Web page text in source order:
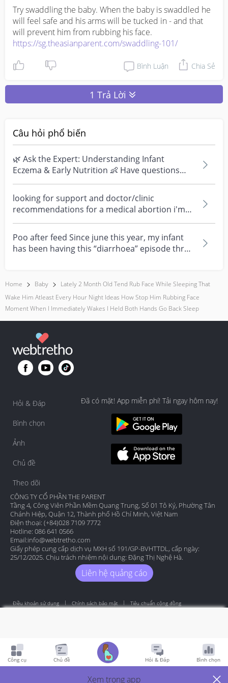
Try swaddling the baby. When the baby is swaddled he
will feel safe and his arms will be tucked in - and that
https://sg.theasianparent.com/swaddling-101/
Bình Luận Chia Sẻ
1 Trả Lời
Câu hỏi phổ biến
🌿 Ask the Expert: Understanding Infant
Eczema & Early Nutrition 👶 Have questions
about eczema, sensi...
looking for support and doctor/clinic
recommendations for a medical abortion i'm
feeling really over...
Poo after feed Since june this year, my infant
has been having this “diarrhoea” episode three
Home Baby
Lately 2 Month Old Tend Rub Face While Sleeping That
Wake Him Atleast Every Hour Night Ideas How Stop Him Rubbing Face
Moment When I Immediately Wakes I Held Both Hands Go Back Sleep
Hỏi & Đáp
Bình chọn
Ảnh
Chủ đề
Theo dõi
Đã có mặt! App miễn phí! Tải ngay hôm nay!
CÔNG TY CỔ PHẦN THE PARENT
Tầng 4, Công Viên Phần Mềm Quang Trung, Số 01 Tô Ký, Phường Tân
Chánh Hiệp, Quận 12, Thành phố Hồ Chí Minh, Việt Nam
Điện thoại: (+84)028 7109 7772
Hotline: 086 641 0566
Email:info@webtretho.com
Giấy phép cung cấp dịch vụ MXH số 191/GP-BVHTTDL, cấp ngày:
25/12/2025. Chịu trách nhiệm nội dung: Đặng Thị Nghệ Hà.
Liên hệ quảng cáo
Điều khoản sử dụng Chính sách bảo mật Tiêu chuẩn cộng đồng
Công cụ Chủ đề Hỏi & Đáp Bình chọn
Xem trong app